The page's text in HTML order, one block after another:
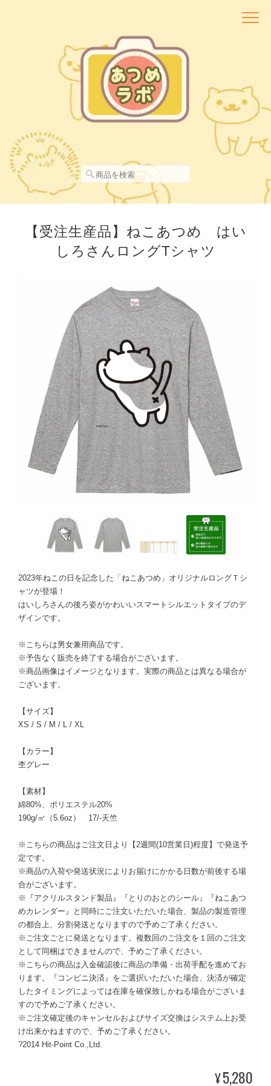
【受注生産品】ねこあつめ はい
しろさんロングTシャツ
2023年ねこの日を記念した「ねこあつめ」オリジナルロングＴシ
ャツが登場！
はいしろさんの後ろ姿がかわいいスマートシルエットタイプのデ
ザインです。
※こちらは男女兼用商品です。
※予告なく販売を終了する場合がございます。
※商品画像はイメージとなります。実際の商品とは異なる場合が
ございます。
【サイズ】
XS / S / M / L / XL
【カラー】
杢グレー
【素材】
綿80%、ポリエステル20%
190g/㎡（5.6oz） 17/-天竺
※こちらの商品はご注文日より【2週間(10営業日)程度】で発送予
定です。
※商品の入荷や発送状況によりお届けにかかる日数が前後する場
合がございます。
※『アクリルスタンド製品』『とりのおとのシール』『ねこあつ
めカレンダー』と同時にご注文いただいた場合、製品の製造管理
の都合上、分割発送となりますので予めご了承ください。
※ご注文ごとに発送となります。複数回のご注文を１回のご注文
として同梱はできませんので、予めご了承ください。
※こちらの商品は入金確認後に商品の準備・出荷手配を進めてお
ります。『コンビニ決済』をご選択いただいた場合、決済が確定
したタイミングによっては在庫を確保致しかねる場合がございま
すので予めご了承ください。
※ご注文確定後のキャンセルおよびサイズ交換はシステム上お受
け出来かねますので、予めご了承ください。
?2014 Hit-Point Co.,Ltd.
¥5,280